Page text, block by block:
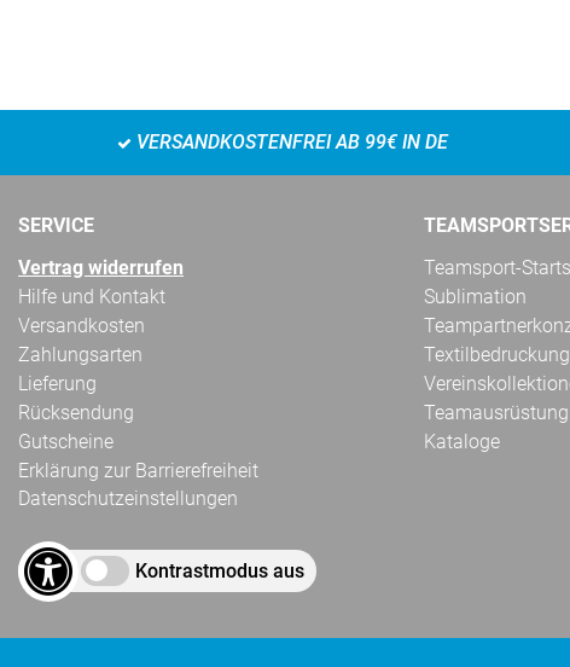
VERSANDKOSTENFREI AB 99€ IN DE
SERVICE
Vertrag widerrufen
Hilfe und Kontakt
Versandkosten
Zahlungsarten
Lieferung
Rücksendung
Gutscheine
Erklärung zur Barrierefreiheit
Datenschutzeinstellungen
Kontrastmodus aus
Teamsport-
Sublimation
Textilbedruckung
Kataloge